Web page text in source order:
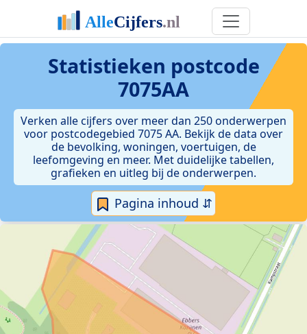
Statistieken postcode
7075AA
Verken alle cijfers over meer dan 250 onderwerpen
voor postcodegebied 7075 AA. Bekijk de data over
de bevolking, woningen, voertuigen, de
leefomgeving en meer. Met duidelijke tabellen,
grafieken en uitleg bij de onderwerpen.
Pagina inhoud ⇵